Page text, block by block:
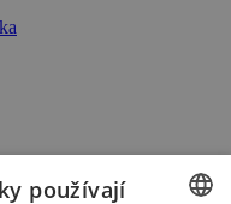
používají